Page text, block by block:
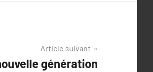
Article suivant
génération